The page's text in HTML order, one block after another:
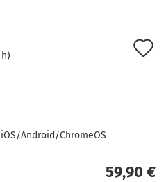
Android/ChromeOS
59,90 €